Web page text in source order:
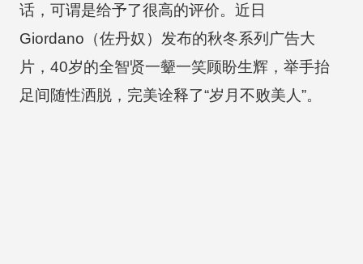
话，可谓是给予了很高的评价。近日
Giordano（佐丹奴）发布的秋冬系列广告大
片，40岁的全智贤一颦一笑顾盼生辉，举手抬
足间随性洒脱，完美诠释了“岁月不败美人”。